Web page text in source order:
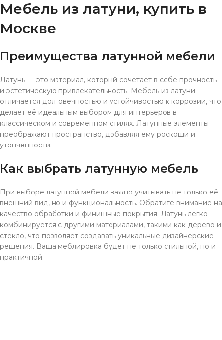
Мебель из латуни, купить в
Москве
Преимущества латунной мебели
Латунь — это материал, который сочетает в себе прочность
и эстетическую привлекательность. Мебель из латуни
отличается долговечностью и устойчивостью к коррозии, что
делает её идеальным выбором для интерьеров в
классическом и современном стилях. Латунные элементы
преображают пространство, добавляя ему роскоши и
утонченности.
Как выбрать латунную мебель
При выборе латунной мебели важно учитывать не только её
внешний вид, но и функциональность. Обратите внимание на
качество обработки и финишные покрытия. Латунь легко
комбинируется с другими материалами, такими как дерево и
стекло, что позволяет создавать уникальные дизайнерские
решения. Ваша меблировка будет не только стильной, но и
практичной.